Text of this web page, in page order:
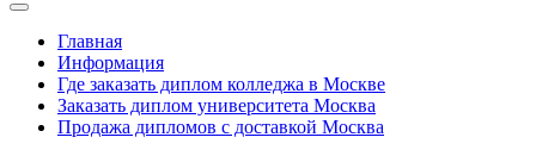
Главная
Информация
Где заказать диплом колледжа в Москве
Заказать диплом университета Москва
Продажа дипломов с доставкой Москва